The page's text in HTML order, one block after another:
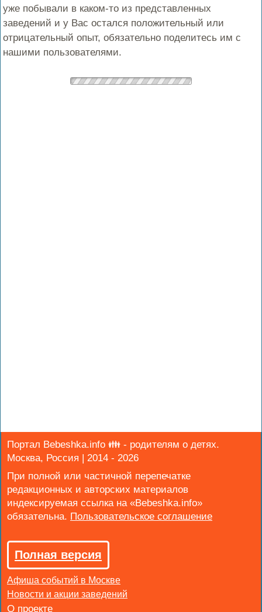
уже побывали в каком-то из представленных
заведений и у Вас остался положительный или
отрицательный опыт, обязательно поделитесь им с
нашими пользователями.
Портал Bebeshka.info 👪 - родителям о детях.
Москва, Россия | 2014 - 2026
При полной или частичной перепечатке
редакционных и авторских материалов
индексируемая ссылка на «Bebeshka.info»
обязательна.
Полная версия
Афиша событий в Москве
Новости и акции заведений